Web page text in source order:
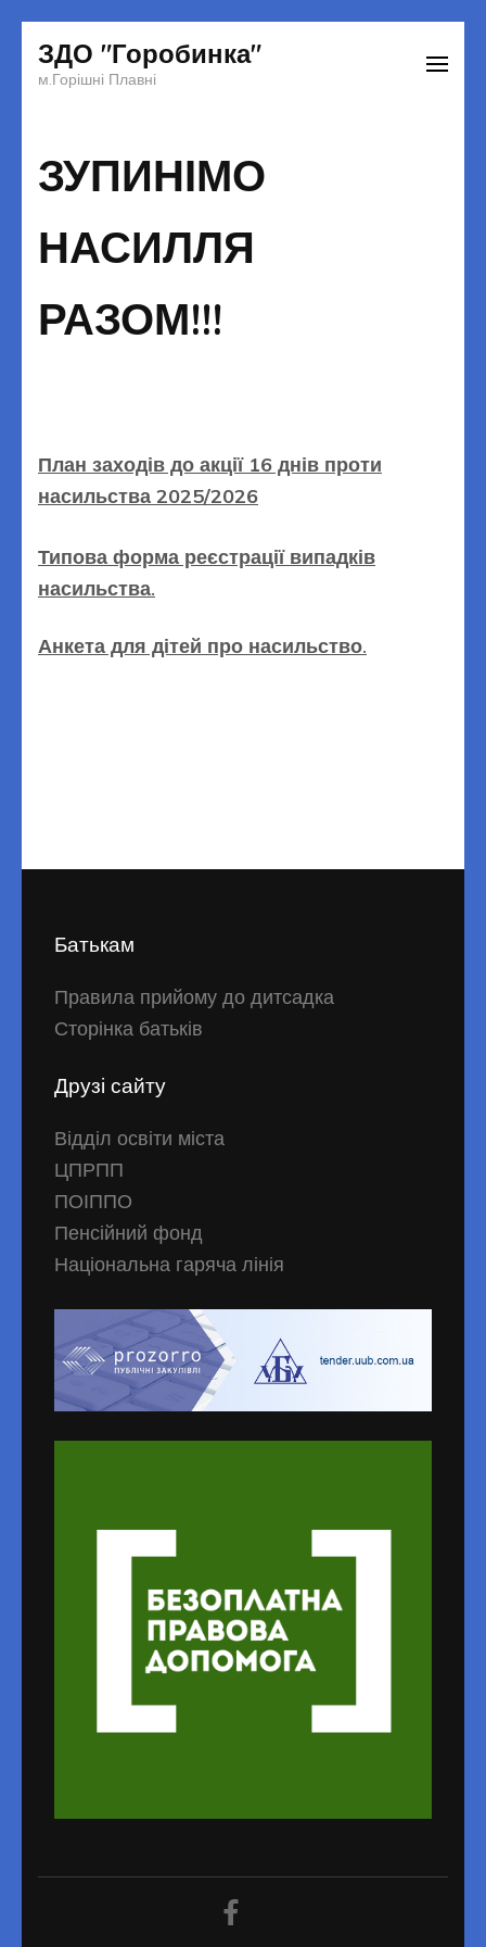
до
Enter)
ЗДО "Горобинка"
м.Горішні Плавні
ЗУПИНІМО
НАСИЛЛЯ
РАЗОМ!!!
План заходів до акції 16 днів проти
насильства 2025/2026
Типова форма реєстрації випадків
насильства.
Анкета для дітей про насильство.
Батькам
Правила прийому до дитсадка
Сторінка батьків
Друзі сайту
Відділ освіти міста
ЦПРПП
ПОІППО
Пенсійний фонд
Національна гаряча лінія